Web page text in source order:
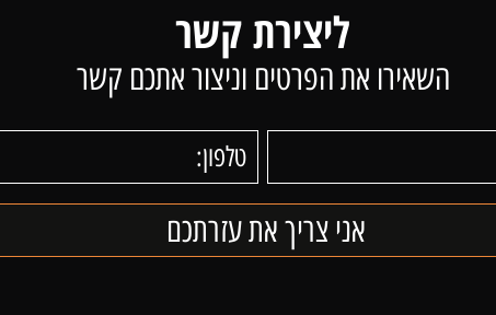
ליצירת קשר
השאירו את הפרטים וניצור אתכם קשר